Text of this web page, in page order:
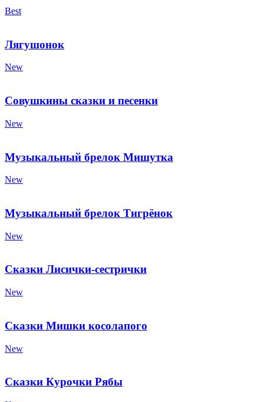
Best
Лягушонок
New
Совушкины сказки и песенки
New
Музыкальный брелок Мишутка
New
Музыкальный брелок Тигрёнок
New
Сказки Лисички-сестрички
New
Сказки Мишки косолапого
New
Сказки Курочки Рябы